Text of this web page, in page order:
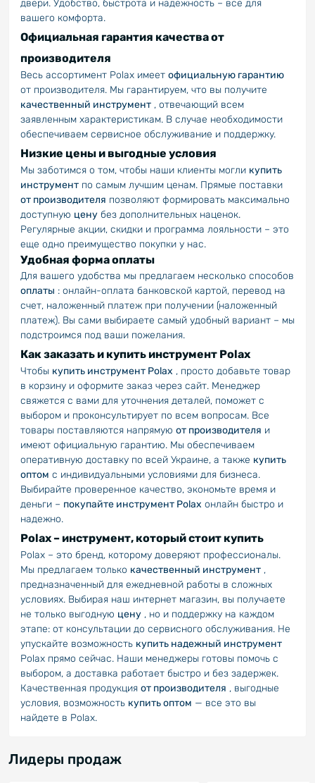
двери. Удобство, быстрота и надежность – все для
вашего комфорта.
Официальная гарантия качества от
производителя
Весь ассортимент Polax имеет официальную гарантию
от производителя. Мы гарантируем, что вы получите
качественный инструмент , отвечающий всем
заявленным характеристикам. В случае необходимости
обеспечиваем сервисное обслуживание и поддержку.
Низкие цены и выгодные условия
Мы заботимся о том, чтобы наши клиенты могли купить
инструмент по самым лучшим ценам. Прямые поставки
от производителя позволяют формировать максимально
доступную цену без дополнительных наценок.
Регулярные акции, скидки и программа лояльности – это
еще одно преимущество покупки у нас.
Удобная форма оплаты
Для вашего удобства мы предлагаем несколько способов
оплаты : онлайн-оплата банковской картой, перевод на
счет, наложенный платеж при получении (наложенный
платеж). Вы сами выбираете самый удобный вариант – мы
подстроимся под ваши пожелания.
Как заказать и купить инструмент Polax
Чтобы купить инструмент Polax , просто добавьте товар
в корзину и оформите заказ через сайт. Менеджер
свяжется с вами для уточнения деталей, поможет с
выбором и проконсультирует по всем вопросам. Все
товары поставляются напрямую от производителя и
имеют официальную гарантию. Мы обеспечиваем
оперативную доставку по всей Украине, а также купить
оптом с индивидуальными условиями для бизнеса.
Выбирайте проверенное качество, экономьте время и
деньги – покупайте инструмент Polax онлайн быстро и
надежно.
Polax – инструмент, который стоит купить
Polax – это бренд, которому доверяют профессионалы.
Мы предлагаем только качественный инструмент ,
предназначенный для ежедневной работы в сложных
условиях. Выбирая наш интернет магазин, вы получаете
не только выгодную цену , но и поддержку на каждом
этапе: от консультации до сервисного обслуживания. Не
упускайте возможность купить надежный инструмент
Polax прямо сейчас. Наши менеджеры готовы помочь с
выбором, а доставка работает быстро и без задержек.
Качественная продукция от производителя , выгодные
условия, возможность купить оптом — все это вы
найдете в Polax.
Лидеры продаж